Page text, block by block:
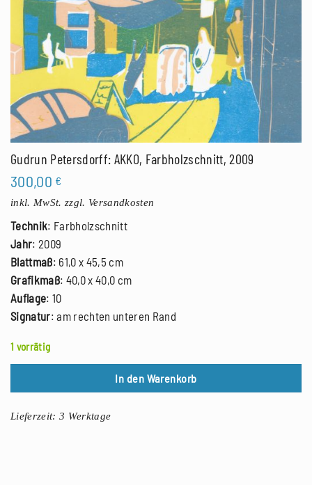
Gudrun Petersdorff: AKKO, Farbholzschnitt, 2009
300,00 €
inkl. MwSt. zzgl. Versandkosten
Technik: Farbholzschnitt
Jahr: 2009
Blattmaß: 61,0 x 45,5 cm
Grafikmaß: 40,0 x 40,0 cm
Auflage: 10
Signatur: am rechten unteren Rand
1 vorrätig
In den Warenkorb
Lieferzeit:3 Werktage